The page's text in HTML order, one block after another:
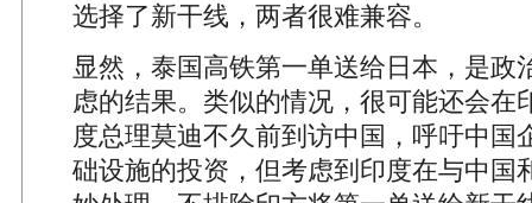
选择了新干线，两者很难兼容。
显然，泰国高铁第一单送给日本，是政
虑的结果。类似的情况，很可能还会在
度总理莫迪不久前到访中国，呼吁中国
础设施的投资，但考虑到印度在与中国